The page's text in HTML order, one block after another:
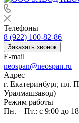
Телефоны
8 (922) 100-82-86
Заказать звонок
E-mail
neospan@neospan.ru
Адрес
г. Екатеринбург, пл.
Уралмашзавод)
Режим работы
Пн. – Пт.: с 9:00 до